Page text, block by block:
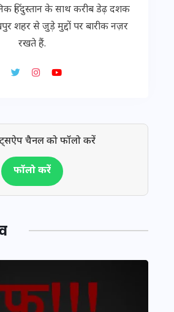
हिंदुस्तान के साथ करीब डेढ़ दशक
शहर से जुड़े मुद्दों पर बारीक नज़र
रखते हैं.
चैनल को फॉलो करें
फॉलो करें